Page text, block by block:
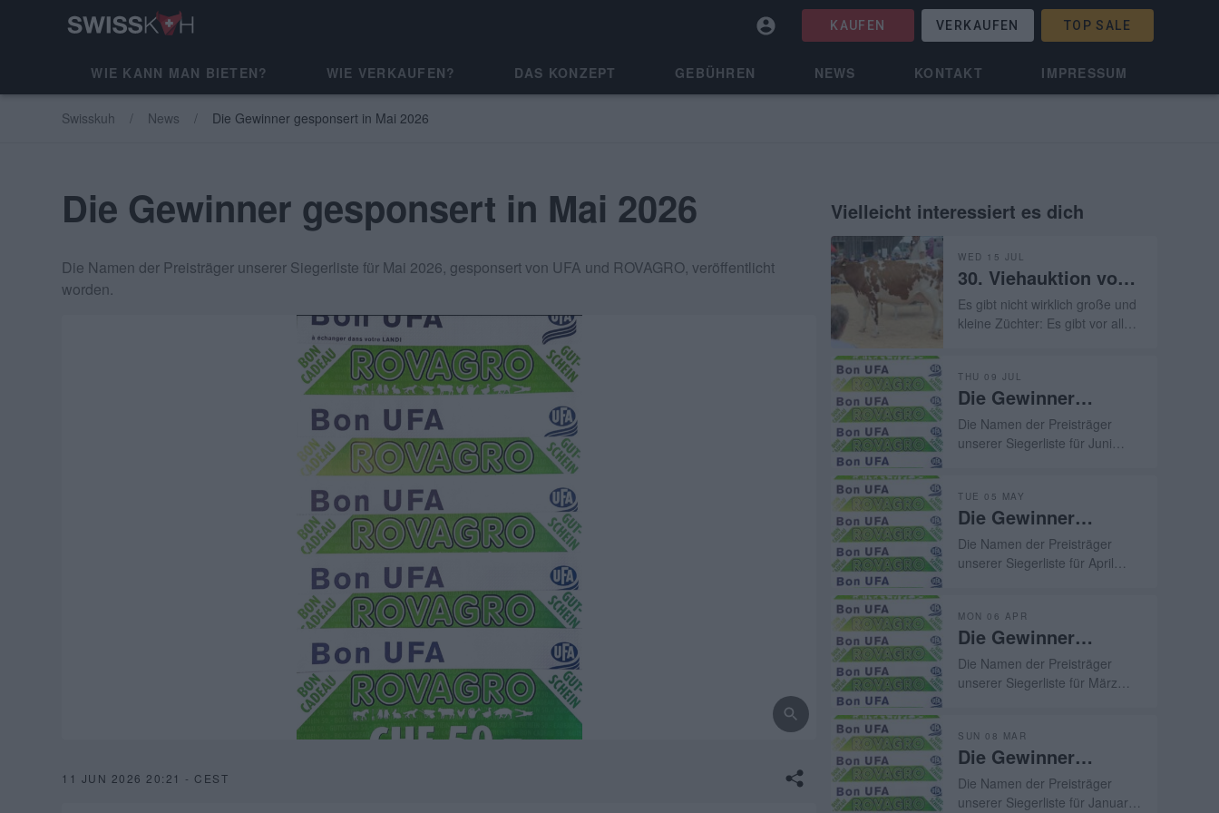
KAUFEN VERKAUFEN TOP SALE
WIE KANN MAN BIETEN? WIE VERKAUFEN? DAS KONZEPT GEBÜHREN NEWS KONTAKT IMPRESSUM
Swisskuh News Die Gewinner gesponsert in Mai 2026
Die Gewinner gesponsert in Mai 2026
Die Namen der Preisträger unserer Siegerliste für Mai 2026, gesponsert von UFA und ROVAGRO, veröffentlicht
worden.
11 JUN 2026 20:21 - CEST
Vielleicht interessiert es dich
WED 15 JUL
30. Viehauktion von
Les Reussilles (BE)-
15.07.2026
Es gibt nicht wirklich große und
kleine Züchter: Es gibt vor allem
normalerweise über
außergewöhnliche Flächen
verfügen, um das beste Vieh zu
züchten. In diesem Jahr hat
sich leider die Dürre in die
Viehauktion von Les Reussilles“
eingeschlichen. Ein Katalog mit
vor allem viel zu vielen
unverkauften Tieren – das
verdient.
THU 09 JUL
Die Gewinner
gesponsert in Juni
2026
Die Namen der Preisträger
unserer Siegerliste für Juni
worden.
TUE 05 MAY
Die Gewinner
gesponsert in April
2026
Die Namen der Preisträger
unserer Siegerliste für April
worden.
MON 06 APR
Die Gewinner
gesponsert in März
2026
Die Namen der Preisträger
unserer Siegerliste für März
worden.
SUN 08 MAR
Die Gewinner
gesponsert in
februar 2026
Die Namen der Preisträger
unserer Siegerliste für Januar